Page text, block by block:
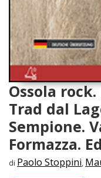
Ossola
Trad dal
Sempione.
Formazza.
di Paolo Stoppini,